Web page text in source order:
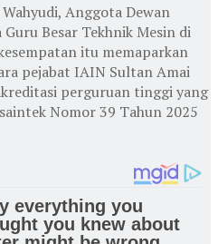
Anggota Dewan
Besar Tekhnik Mesin di
itu memaparkan
pejabat IAIN Sultan Amai
perguruan tinggi yang
Nomor 39 Tahun 2025